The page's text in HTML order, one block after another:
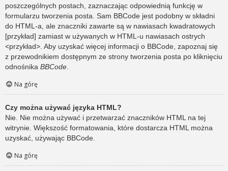
poszczególnych postach, zaznaczając odpowiednią funkcję w
formularzu tworzenia posta. Sam BBCode jest podobny w składni
do HTML-a, ale znaczniki zawarte są w nawiasach kwadratowych
[przykład] zamiast w używanych w HTML-u nawiasach ostrych
<przykład>. Aby uzyskać więcej informacji o BBCode, zapoznaj się
z przewodnikiem dostępnym ze strony tworzenia posta po kliknięciu
odnośnika BBCode
Na górę
Czy można używać języka HTML?
Nie. Nie można używać i przetwarzać znaczników HTML na tej
witrynie. Większość formatowania, które dostarcza HTML można
uzyskać, używając BBCode.
Na górę